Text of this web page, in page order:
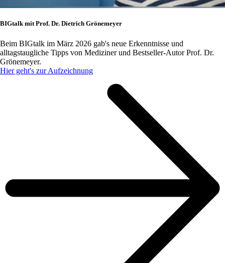
BIGtalk mit Prof. Dr. Dietrich Grönemeyer
Beim BIGtalk im März 2026 gab's neue Erkenntnisse und
alltagstaugliche Tipps von Mediziner und Bestseller-Autor Prof. Dr.
Grönemeyer.
Hier geht's zur Aufzeichnung